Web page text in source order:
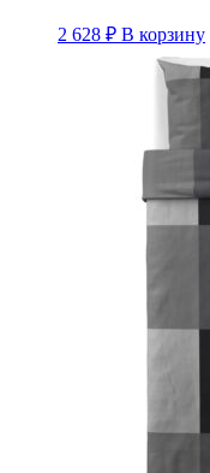
2 628 ₽ В корзину